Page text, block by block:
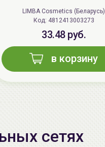
LIMBA Cosmetics (Беларусь)
Код: 4812413003273
33.48 руб.
в корзину
сетях